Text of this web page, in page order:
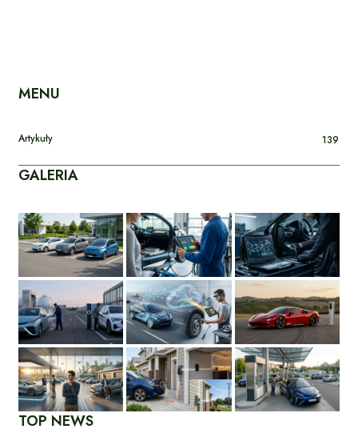
MENU
Artykuły 139
GALERIA
TOP NEWS